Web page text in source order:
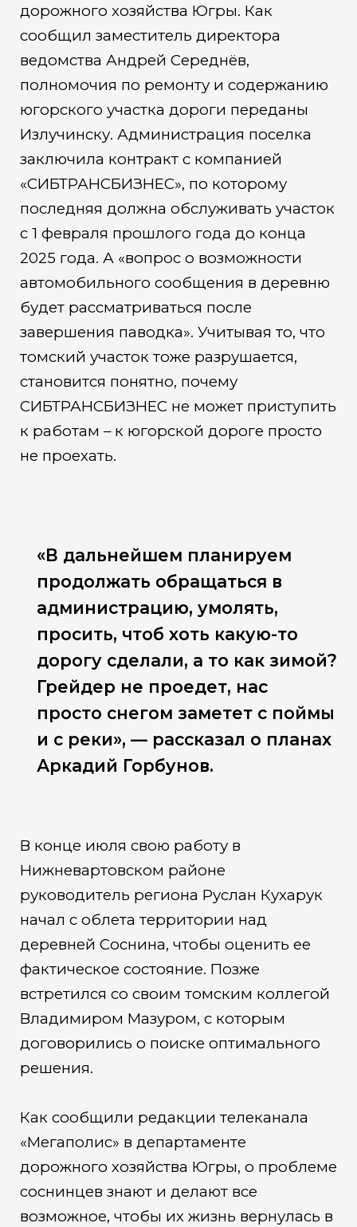
дорожного хозяйства Югры. Как
сообщил заместитель директора
ведомства Андрей Середнёв,
полномочия по ремонту и содержанию
югорского участка дороги переданы
Излучинску. Администрация поселка
заключила контракт с компанией
«СИБТРАНСБИЗНЕС», по которому
последняя должна обслуживать участок
с 1 февраля прошлого года до конца
2025 года. А «вопрос о возможности
автомобильного сообщения в деревню
будет рассматриваться после
завершения паводка». Учитывая то, что
томский участок тоже разрушается,
становится понятно, почему
СИБТРАНСБИЗНЕС не может приступить
к работам – к югорской дороге просто
не проехать.
«В дальнейшем планируем
продолжать обращаться в
администрацию, умолять,
просить, чтоб хоть какую-то
дорогу сделали, а то как зимой?
Грейдер не проедет, нас
просто снегом заметет с поймы
и с реки», — рассказал о планах
Аркадий Горбунов.
В конце июля свою работу в
Нижневартовском районе
руководитель региона Руслан Кухарук
начал с облета территории над
деревней Соснина, чтобы оценить ее
фактическое состояние. Позже
встретился со своим томским коллегой
Владимиром Мазуром, с которым
договорились о поиске оптимального
решения.
Как сообщили редакции телеканала
«Мегаполис» в департаменте
дорожного хозяйства Югры, о проблеме
соснинцев знают и делают все
возможное, чтобы их жизнь вернулась в